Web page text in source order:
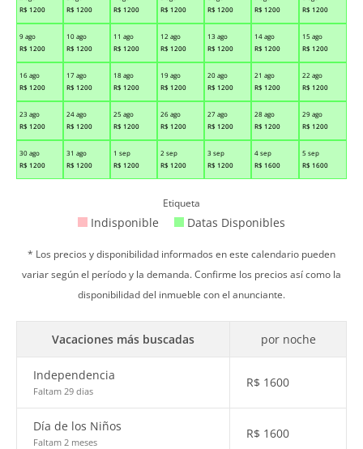
R$ 1200
R$ 1200
R$ 1200
R$ 1200
R$ 1200
R$ 1200
R$ 1200
9 ago
R$ 1200
10 ago
R$ 1200
11 ago
R$ 1200
12 ago
R$ 1200
13 ago
R$ 1200
14 ago
R$ 1200
15 ago
R$ 1200
16 ago
R$ 1200
17 ago
R$ 1200
18 ago
R$ 1200
19 ago
R$ 1200
20 ago
R$ 1200
21 ago
R$ 1200
22 ago
R$ 1200
23 ago
R$ 1200
24 ago
R$ 1200
25 ago
R$ 1200
26 ago
R$ 1200
27 ago
R$ 1200
28 ago
R$ 1200
29 ago
R$ 1200
30 ago
R$ 1200
31 ago
R$ 1200
1 sep
R$ 1200
2 sep
R$ 1200
3 sep
R$ 1200
4 sep
R$ 1600
5 sep
R$ 1600
Etiqueta
Indisponible Datas Disponibles
* Los precios y disponibilidad informados en este calendario pueden
variar según el período y la demanda. Confirme los precios así como la
disponibilidad del inmueble con el anunciante.
Vacaciones más buscadas por noche
Independencia
Faltam 29 dias
R$ 1600
Día de los Niños
Faltam 2 meses
R$ 1600